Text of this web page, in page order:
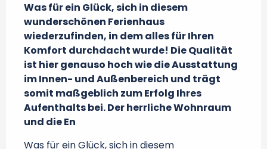
Was für ein Glück, sich in diesem
wunderschönen Ferienhaus
wiederzufinden, in dem alles für Ihren
Komfort durchdacht wurde! Die Qualität
ist hier genauso hoch wie die Ausstattung
im Innen- und Außenbereich und trägt
somit maßgeblich zum Erfolg Ihres
Aufenthalts bei. Der herrliche Wohnraum
und die En
Was für ein Glück, sich in diesem